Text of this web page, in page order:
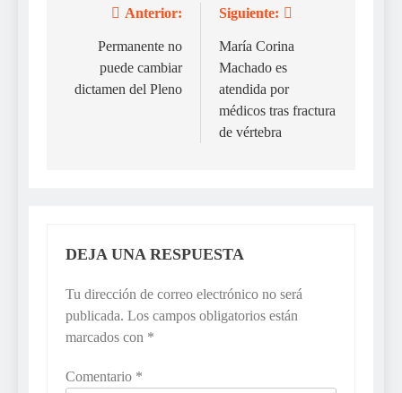
Navegación
entradas
Anterior:
Permanente no
puede cambiar
dictamen del Pleno
Siguiente:
María Corina
Machado es
atendida por
médicos tras fractura
de vértebra
DEJA UNA RESPUESTA
Tu dirección de correo electrónico no será
publicada. Los campos obligatorios están
marcados con *
Comentario *